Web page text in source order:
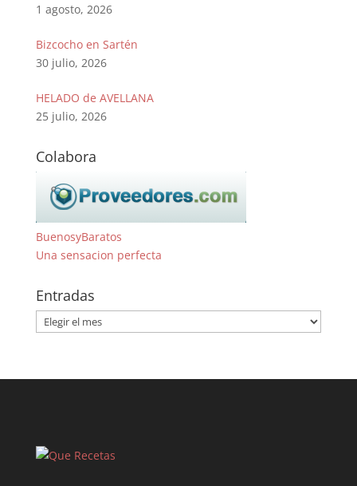
1 agosto, 2026
Bizcocho en Sartén
30 julio, 2026
HELADO de AVELLANA
25 julio, 2026
Colabora
BuenosyBaratos
Una sensacion perfecta
Entradas
Entradas